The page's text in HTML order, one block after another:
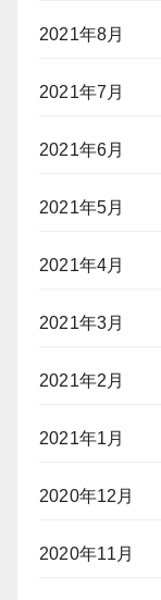
2021年8月
2021年7月
2021年6月
2021年5月
2021年4月
2021年3月
2021年2月
2021年1月
2020年12月
2020年11月